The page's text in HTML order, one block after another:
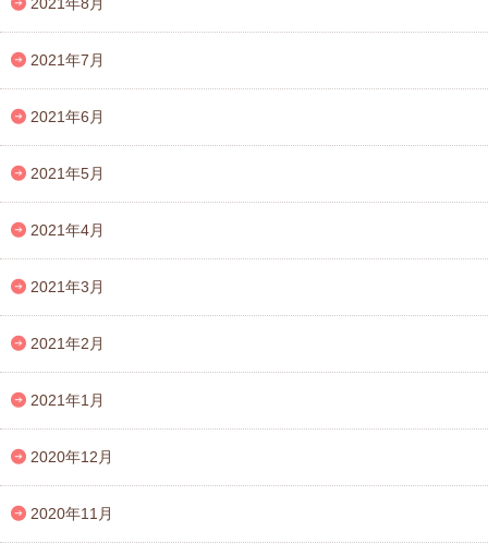
2021年7月
2021年6月
2021年5月
2021年4月
2021年3月
2021年2月
2021年1月
2020年12月
2020年11月